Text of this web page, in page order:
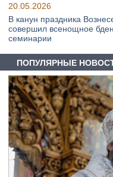
20.05.2026
В канун праздника
совершил всенощное
семинарии
ПОПУЛЯРНЫЕ